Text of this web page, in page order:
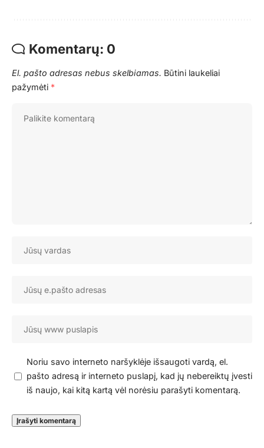
Komentarų: 0
El. pašto adresas nebus skelbiamas. Būtini laukeliai
pažymėti *
Noriu savo interneto naršyklėje išsaugoti vardą, el.
pašto adresą ir interneto puslapį, kad jų nebereiktų įvesti
iš naujo, kai kitą kartą vėl norėsiu parašyti komentarą.